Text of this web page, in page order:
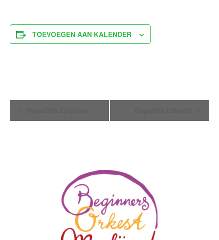
TOEVOEGEN AAN KALENDER
Navigatie